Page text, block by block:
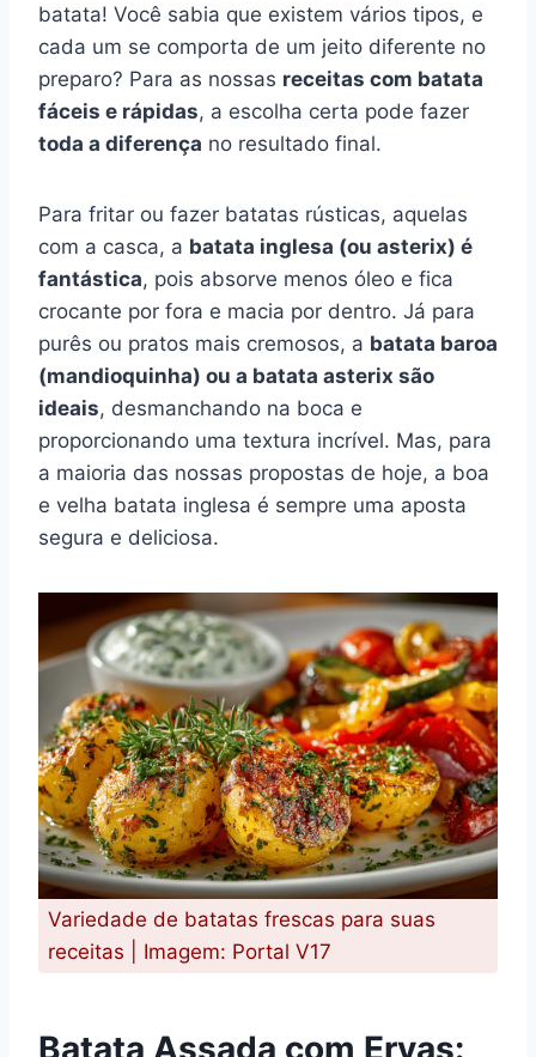
batata! Você sabia que existem vários tipos, e
cada um se comporta de um jeito diferente no
preparo? Para as nossas receitas com batata
fáceis e rápidas, a escolha certa pode fazer
toda a diferença no resultado final.
Para fritar ou fazer batatas rústicas, aquelas
com a casca, a batata inglesa (ou asterix) é
fantástica, pois absorve menos óleo e fica
crocante por fora e macia por dentro. Já para
purês ou pratos mais cremosos, a batata baroa
(mandioquinha) ou a batata asterix são
ideais, desmanchando na boca e
proporcionando uma textura incrível. Mas, para
a maioria das nossas propostas de hoje, a boa
e velha batata inglesa é sempre uma aposta
segura e deliciosa.
Variedade de batatas frescas para suas
receitas | Imagem: Portal V17
Batata Assada com Ervas: